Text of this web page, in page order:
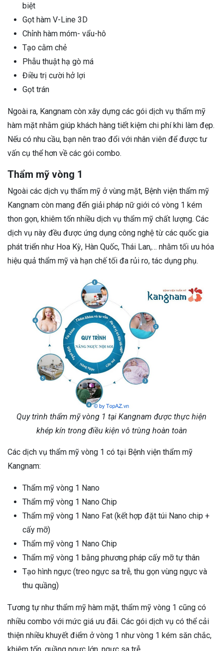
biệt
Gọt hàm V-Line 3D
Chỉnh hàm móm- vẩu-hô
Tạo cằm chẻ
Phẫu thuật hạ gò má
Điều trị cười hở lợi
Gọt trán
Ngoài ra, Kangnam còn xây dựng các gói dịch vụ thẩm mỹ
hàm mặt nhằm giúp khách hàng tiết kiệm chi phí khi làm đẹp.
Nếu có nhu cầu, bạn nên trao đổi với nhân viên để được tư
vấn cụ thể hơn về các gói combo.
Thẩm mỹ vòng 1
Ngoài các dịch vụ thẩm mỹ ở vùng mặt, Bệnh viện thẩm mỹ
Kangnam còn mang đến giải pháp nữ giới có vòng 1 kém
thon gọn, khiêm tốn nhiều dịch vụ thẩm mỹ chất lượng. Các
dịch vụ này đều được ứng dụng công nghệ từ các quốc gia
phát triển như Hoa Kỳ, Hàn Quốc, Thái Lan,… nhằm tối ưu hóa
hiệu quả thẩm mỹ và hạn chế tối đa rủi ro, tác dụng phụ.
Quy trình thẩm mỹ vòng 1 tại Kangnam được thực hiện
khép kín trong điều kiện vô trùng hoàn toàn
Các dịch vụ thẩm mỹ vòng 1 có tại Bệnh viện thẩm mỹ
Kangnam:
Thẩm mỹ vòng 1 Nano
Thẩm mỹ vòng 1 Nano Chip
Thẩm mỹ vòng 1 Nano Fat (kết hợp đặt túi Nano chip +
cấy mỡ)
Thẩm mỹ vòng 1 Nano Chip
Thẩm mỹ vòng 1 bằng phương pháp cấy mỡ tự thân
Tạo hình ngực (treo ngực sa trễ, thu gọn vùng ngực và
thu quầng)
Tương tự như thẩm mỹ hàm mặt, thẩm mỹ vòng 1 cũng có
nhiều combo với mức giá ưu đãi. Các gói dịch vụ có thể cải
thiện nhiều khuyết điểm ở vòng 1 như vòng 1 kém săn chắc,